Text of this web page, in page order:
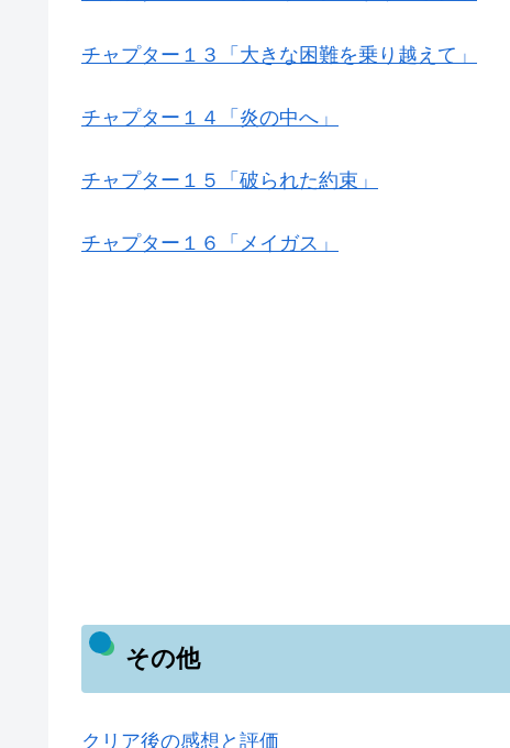
チャプター１３「大きな困難を乗り越えて」
チャプター１４「炎の中へ」
チャプター１５「破られた約束」
チャプター１６「メイガス」
その他
クリア後の感想と評価